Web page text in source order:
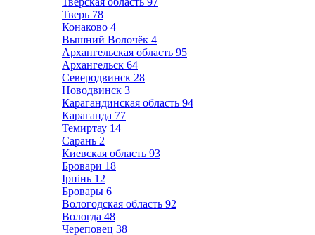
Тверь 78
Конаково 4
Вышний Волочёк 4
Архангельская область 95
Архангельск 64
Северодвинск 28
Новодвинск 3
Карагандинская область 94
Караганда 77
Темиртау 14
Сарань 2
Киевская область 93
Бровари 18
Ірпінь 12
Бровары 6
Вологодская область 92
Вологда 48
Череповец 38